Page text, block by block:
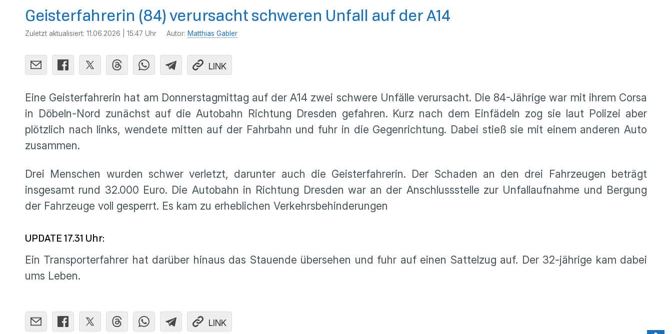
Geisterfahrerin (84) verursacht schweren Unfall auf der A14
Zuletzt aktualisiert: 11.06.2026 | 15:47 Uhr Autor: Matthias Gabler
LINK
Eine Geisterfahrerin hat am Donnerstagmittag auf der A14 zwei schwere Unfälle verursacht. Die 84-Jährige war mit ihrem Corsa
in Döbeln-Nord zunächst auf die Autobahn Richtung Dresden gefahren. Kurz nach dem Einfädeln zog sie laut Polizei aber
plötzlich nach links, wendete mitten auf der Fahrbahn und fuhr in die Gegenrichtung. Dabei stieß sie mit einem anderen Auto
zusammen.
Drei Menschen wurden schwer verletzt, darunter auch die Geisterfahrerin. Der Schaden an den drei Fahrzeugen beträgt
insgesamt rund 32.000 Euro. Die Autobahn in Richtung Dresden war an der Anschlussstelle zur Unfallaufnahme und Bergung
der Fahrzeuge voll gesperrt. Es kam zu erheblichen Verkehrsbehinderungen
UPDATE 17.31 Uhr:
Ein Transporterfahrer hat darüber hinaus das Stauende übersehen und fuhr auf einen Sattelzug auf. Der 32-jährige kam dabei
ums Leben.
LINK